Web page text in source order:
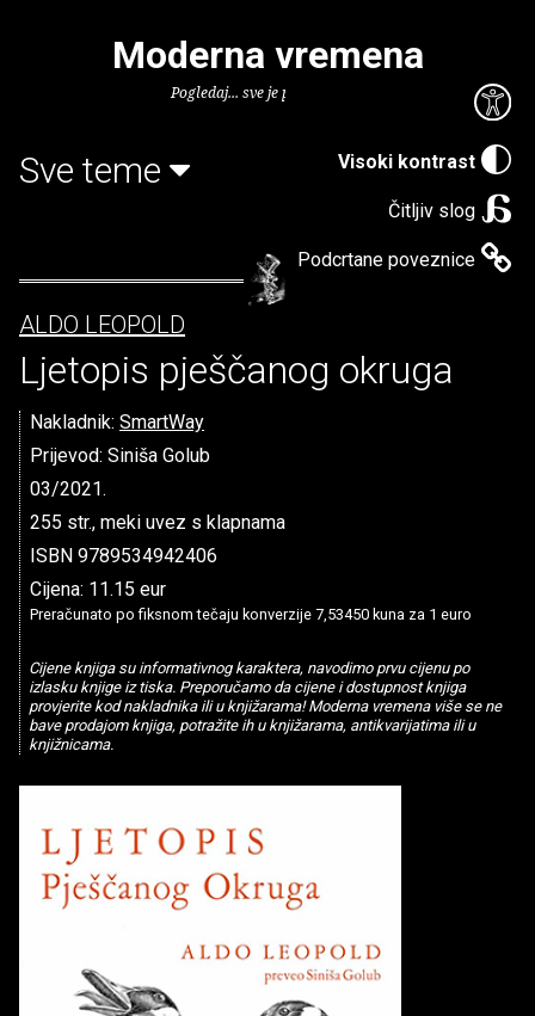
Visoki kontrast
Čitljiv slog
Podcrtane poveznice
Moderna vremena
Pogledaj... sve je puno knjiga.
Sve teme
ALDO LEOPOLD
Ljetopis pješčanog okruga
Nakladnik: SmartWay
Prijevod: Siniša Golub
03/2021.
255 str., meki uvez s klapnama
ISBN 9789534942406
Cijena: 11.15 eur
Preračunato po fiksnom tečaju konverzije 7,53450 kuna za 1 euro
Cijene knjiga su informativnog karaktera, navodimo prvu cijenu po
izlasku knjige iz tiska. Preporučamo da cijene i dostupnost knjiga
provjerite kod nakladnika ili u knjižarama! Moderna vremena više se ne
bave prodajom knjiga, potražite ih u knjižarama, antikvarijatima ili u
knjižnicama.